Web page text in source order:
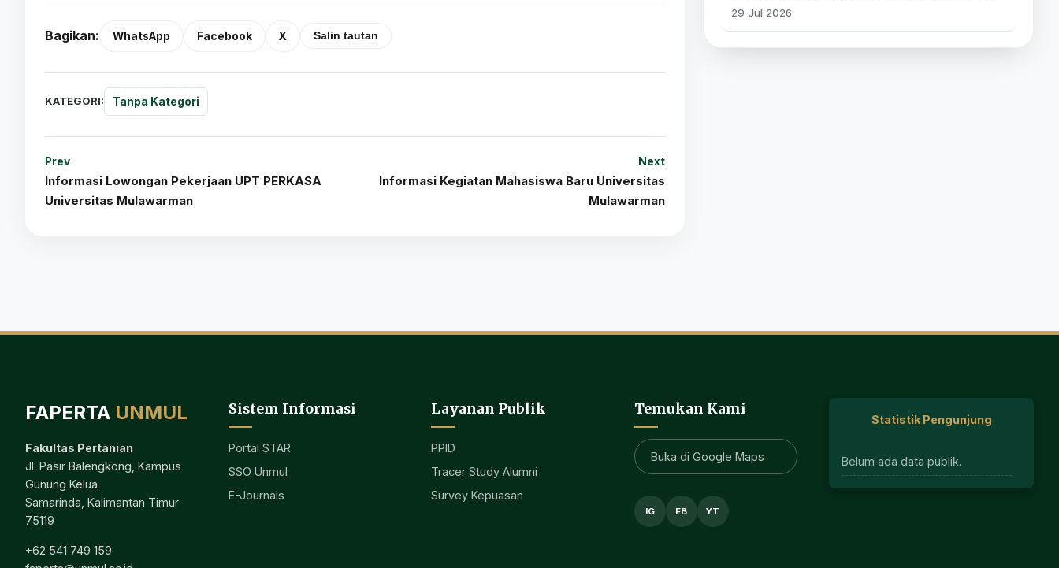
Bagikan: WhatsApp Facebook X Salin tautan
KATEGORI: Tanpa Kategori
Prev
Informasi Lowongan Pekerjaan UPT PERKASA
Universitas Mulawarman
Next
Informasi Kegiatan Mahasiswa Baru Universitas
Mulawarman
29 Jul 2026
FAPERTA UNMUL
Fakultas Pertanian
Jl. Pasir Balengkong, Kampus
Gunung Kelua
Samarinda, Kalimantan Timur
75119
+62 541 749 159
Sistem Informasi
Portal STAR
SSO Unmul
E-Journals
Layanan Publik
PPID
Tracer Study Alumni
Survey Kepuasan
Temukan Kami
Buka di Google Maps
IG FB YT
Statistik Pengunjung
Belum ada data publik.